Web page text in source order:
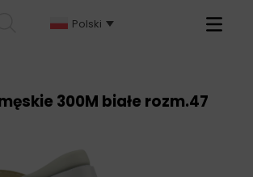
Polski
Primary
300M białe rozm.47